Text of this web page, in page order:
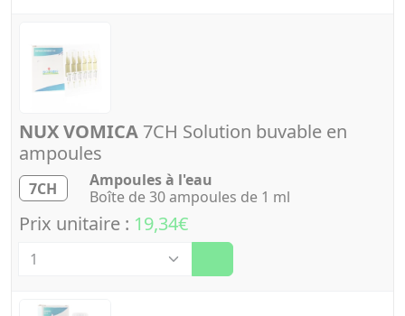
NUX VOMICA 7CH Solution buvable en
ampoules
7CH
Ampoules à l'eau
Boîte de 30 ampoules de 1 ml
Prix unitaire : 19,34€